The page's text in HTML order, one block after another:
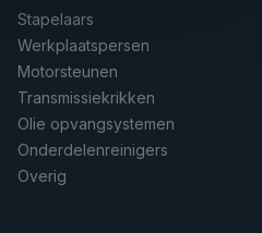
Stapelaars
Werkplaatspersen
Motorsteunen
Transmissiekrikken
Olie opvangsystemen
Onderdelenreinigers
Overig